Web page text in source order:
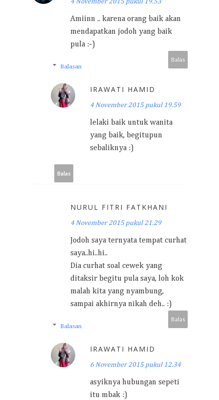
4 November 2015 pukul 19.53
Amiinn .. karena orang baik akan
mendapatkan jodoh yang baik
pula :-)
Balas
Balasan
IRAWATI HAMID
4 November 2015 pukul 19.59
lelaki baik untuk wanita
yang baik, begitupun
sebaliknya :)
Balas
NURUL FITRI FATKHANI
4 November 2015 pukul 21.29
Jodoh saya ternyata tempat curhat
saya..hi..hi..
Dia curhat soal cewek yang
ditaksir begitu pula saya, loh kok
malah kita yang nyambung,
sampai akhirnya nikah deh.. :)
Balas
Balasan
IRAWATI HAMID
6 November 2015 pukul 12.34
asyiknya hubungan sepeti
itu mbak :)